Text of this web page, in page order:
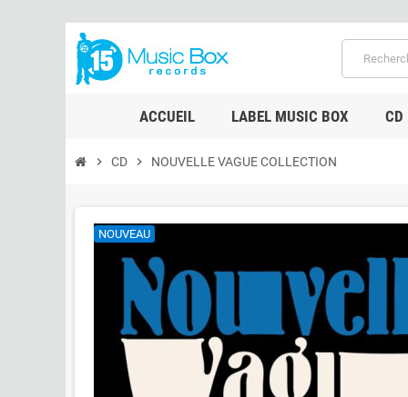
ACCUEIL LABEL MUSIC BOX CD
chevron_right CD chevron_right NOUVELLE VAGUE COLLECTION
NOUVEAU